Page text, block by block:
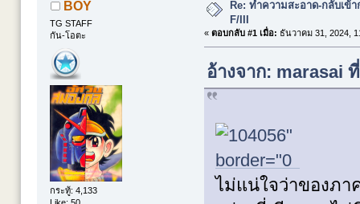
BOY
TG STAFF
กัน-โอตะ
กระทู้: 4,133
Re: ทำความสะอาด-กลับเข้
F/III
« ตอบกลับ #1 เมื่อ: ธันวาคม 31, 2024,
อ้างจาก: marasai
ไม่แน่ใจว่าของภา